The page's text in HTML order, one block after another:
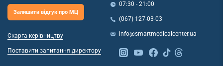
Залишити відгук про МЦ
Скарга керівництву
Поставити запитання директору
07:30 - 21:00
(067) 127-03-03
info@smartmedicalcenter.ua